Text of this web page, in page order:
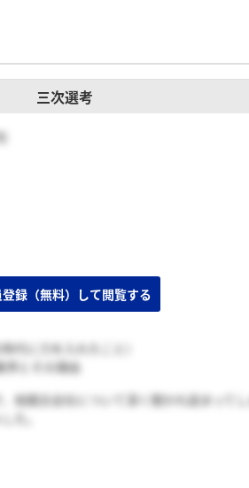
三次選考
代に力を入れたこと）
界とその理由
他競合会社について深く聞かれ詰まってし
た。